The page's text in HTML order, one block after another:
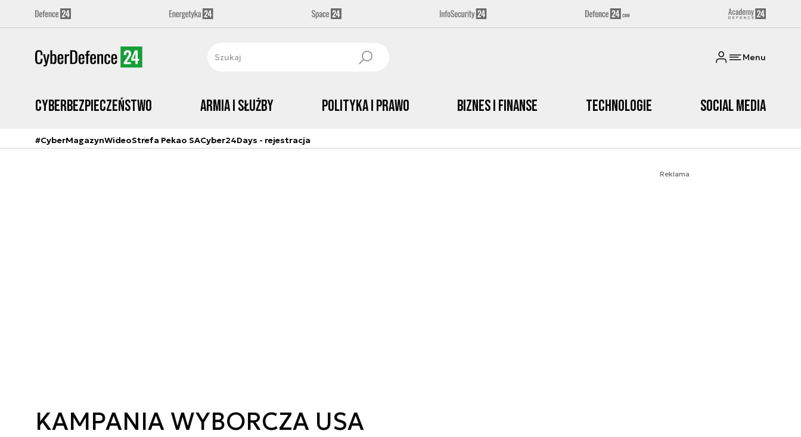
Menu
Cyberbezpieczeństwo Armia i Służby Polityka i prawo Biznes i Finanse Technologie Social media
#CyberMagazynWideoStrefa Pekao SACyber24Days - rejestracja
Reklama
KAMPANIA WYBORCZA USA